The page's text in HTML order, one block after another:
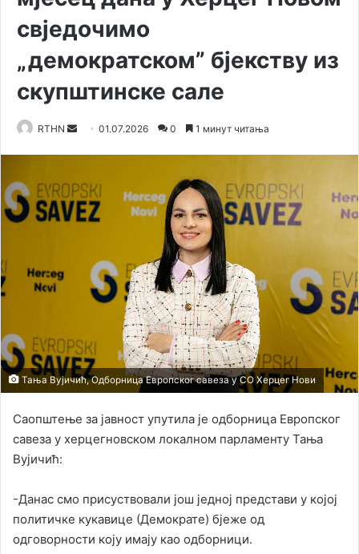
свједочимо
„демократском” бјекству из
скупштинске сале
RTHN
d
a
n
01.07.2026 0 1 минут читања
Тања Вујичић, Одборница Европског савеза у СО Херцег Нови
Саопштење за јавност упутила је одборница Европског
савеза у херцегновском локалном парламенту Тања
Вујичић:
-Данас смо присуствовали још једној представи у којој
политичке кукавице (Демократе) бјеже од
одговорности коју имају као одборници.